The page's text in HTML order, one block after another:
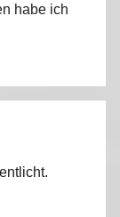
habe ich